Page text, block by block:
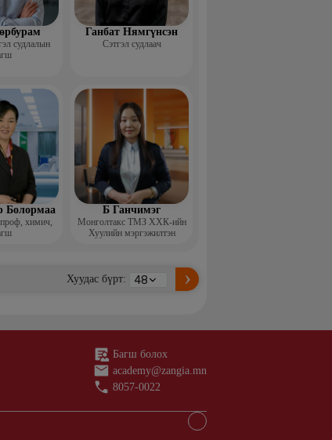
судлалын
Ганбат Нямгүнсэн
Сэтгэл судлаач
Болормаа
химич,
Б Ганчимэг
Монголтакс ТМЗ ХХК-ийн
Хуулийн мэргэжилтэн
Хуудас бүрт:
Багш болох
academy@zangia.mn
8057-0022